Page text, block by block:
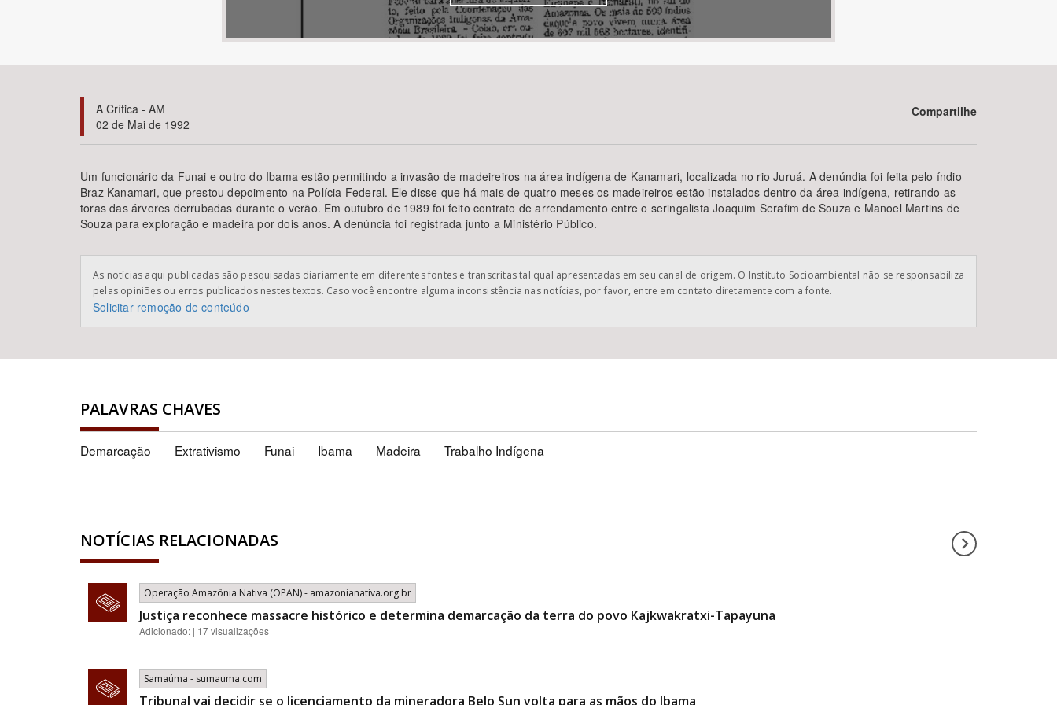
BUSCAR
A Crítica - AM
02 de Mai de 1992
Compartilhe
Um funcionário da Funai e outro do Ibama estão permitindo a invasão de madeireiros na área indígena de Kanamari, localizada no rio Juruá. A denúndia foi feita pelo índio
Braz Kanamari, que prestou depoimento na Polícia Federal. Ele disse que há mais de quatro meses os madeireiros estão instalados dentro da área indígena, retirando as
toras das árvores derrubadas durante o verão. Em outubro de 1989 foi feito contrato de arrendamento entre o seringalista Joaquim Serafim de Souza e Manoel Martins de
Souza para exploração e madeira por dois anos. A denúncia foi registrada junto a Ministério Público.
As notícias aqui publicadas são pesquisadas diariamente em diferentes fontes e transcritas tal qual apresentadas em seu canal de origem. O Instituto Socioambiental não se responsabiliza
pelas opiniões ou erros publicados nestes textos. Caso você encontre alguma inconsistência nas notícias, por favor, entre em contato diretamente com a fonte.
Solicitar remoção de conteúdo
PALAVRAS CHAVES
Demarcação Extrativismo Funai Ibama Madeira Trabalho Indígena
NOTÍCIAS RELACIONADAS
Operação Amazônia Nativa (OPAN) - amazonianativa.org.br
Justiça reconhece massacre histórico e determina demarcação da terra do povo Kajkwakratxi-Tapayuna
Adicionado: | 17 visualizações
Samaúma - sumauma.com
Tribunal vai decidir se o licenciamento da mineradora Belo Sun volta para as mãos do Ibama